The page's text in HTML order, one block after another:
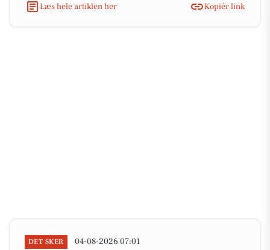
Læs hele artiklen her
Kopiér link
DET SKER 04-08-2026 07:01